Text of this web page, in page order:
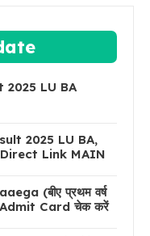
2025 LU BA
2025 LU BA,
Direct Link MAIN
(बीए प्रथम वर्ष
Admit Card चेक करें